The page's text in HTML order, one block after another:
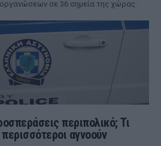
οργανώσεων σε 36 σημεία της χώρας.
περιπολικό; Τι
αγνοούν